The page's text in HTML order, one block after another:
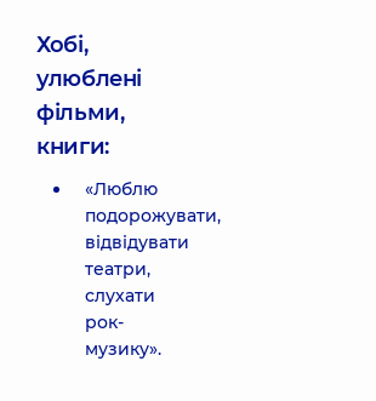
Хобі,
улюблені
фільми,
книги:
«Люблю
подорожувати,
відвідувати
театри,
слухати
рок-
музику».